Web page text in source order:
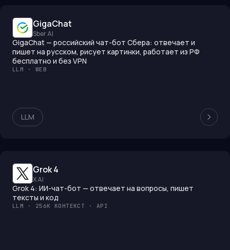
GigaChat
Sber AI
GigaChat — российский чат-бот Сбера: отвечает и
пишет на русском, рисует картинки, работает из РФ
бесплатно и без VPN
LLM · WEB
LLM
Grok 4
X AI
Grok 4: ИИ-чат-бот — отвечает на вопросы, пишет
тексты и код
LLM · 256K КОНТЕКСТ · API